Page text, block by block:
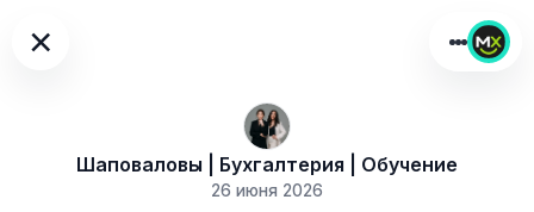
×
Шаповаловы | Бухгалтерия | Обучение
26 июня 2026